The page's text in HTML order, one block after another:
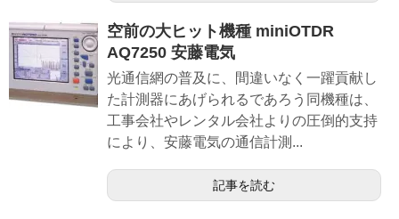
空前の大ヒット機種 miniOTDR
AQ7250 安藤電気
光通信網の普及に、間違いなく一躍貢献し
た計測器にあげられるであろう同機種は、
工事会社やレンタル会社よりの圧倒的支持
により、安藤電気の通信計測...
記事を読む